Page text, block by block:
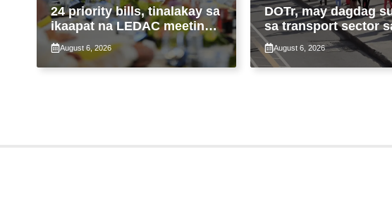
24 priority bills, tinalakay sa
ikaapat na LEDAC meeting
sa pangunguna ni PBBM
August 6, 2026
DOTr, may dagdag
sa transport sector
ng patuloy na
ng taas-pasahe
August 6, 2026